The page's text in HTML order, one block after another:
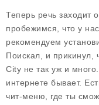
Теперь речь заходит
пробежимся, что у
рекомендуем
Поискал, и прикинул,
City не так уж и
интернете бывает.
чит-меню, где ты